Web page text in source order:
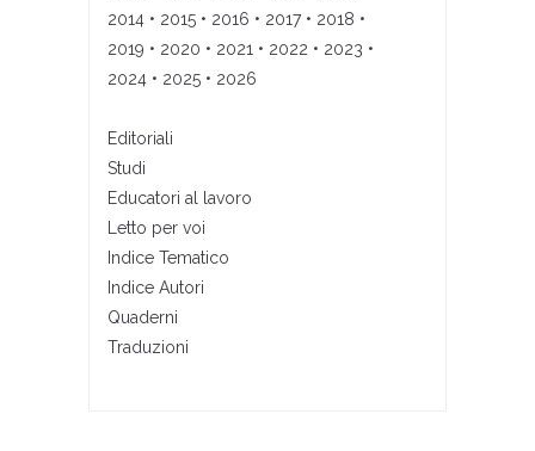
2014 • 2015 • 2016 • 2017• 2018 •
2019 • 2020 • 2021 • 2022 • 2023 •
2024 • 2025 • 2026
Editoriali
Studi
Educatori al lavoro
Letto per voi
Indice Tematico
Indice Autori
Quaderni
Traduzioni